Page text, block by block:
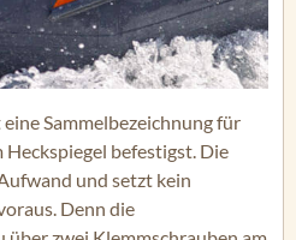
eine Sammelbezeichnung für
befestigst. Die
und setzt kein
Denn die